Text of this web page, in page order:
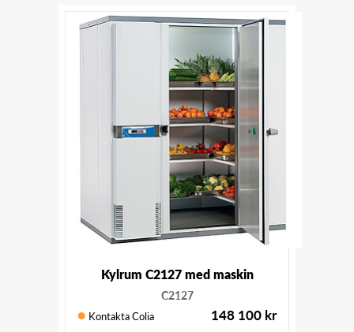
Kylrum C2127 med maskin
C2127
Kontakta Colia 148 100 kr